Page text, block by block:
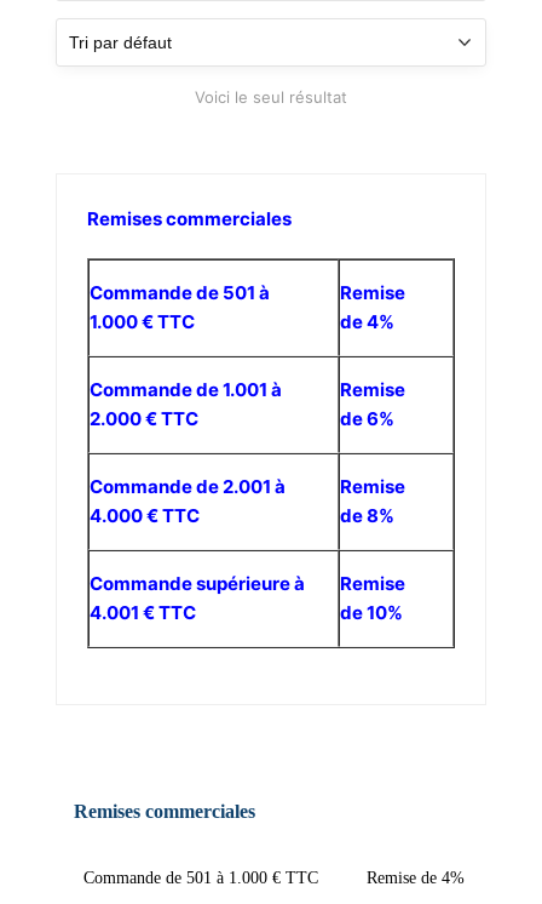
Voici le seul résultat
Remises commerciales
Commande de 501 à
1.000 € TTC
Remise
de 4%
Commande de 1.001 à
2.000 € TTC
Remise
de 6%
Commande de 2.001 à
4.000 € TTC
Remise
de 8%
Commande supérieure à
4.001 € TTC
Remise
de 10%
Remises commerciales
Commande de 501 à 1.000 € TTC Remise de 4%